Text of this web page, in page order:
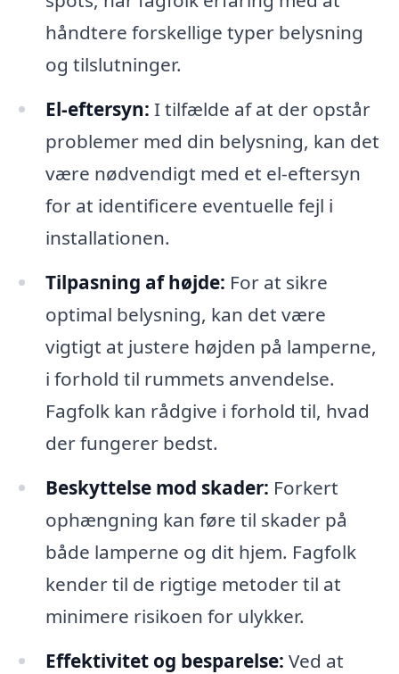
håndtere forskellige typer belysning
og tilslutninger.
El-eftersyn: I tilfælde af at der opstår
problemer med din belysning, kan det
være nødvendigt med et el-eftersyn
for at identificere eventuelle fejl i
installationen.
Tilpasning af højde: For at sikre
optimal belysning, kan det være
vigtigt at justere højden på lamperne,
i forhold til rummets anvendelse.
Fagfolk kan rådgive i forhold til, hvad
der fungerer bedst.
Beskyttelse mod skader: Forkert
ophængning kan føre til skader på
både lamperne og dit hjem. Fagfolk
kender til de rigtige metoder til at
minimere risikoen for ulykker.
Effektivitet og besparelse: Ved at